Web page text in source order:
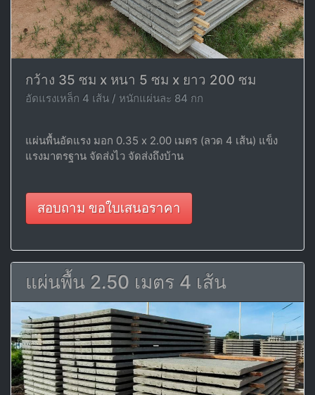
กว้าง 35 ซม x หนา 5 ซม x ยาว 200 ซม
อัดแรงเหล็ก 4 เส้น / หนักแผ่นละ 84 กก
แผ่นพื้นอัดแรง มอก 0.35 x 2.00 เมตร (ลวด 4 เส้น) แข็ง
แรงมาตรฐาน จัดส่งไว จัดส่งถึงบ้าน
สอบถาม ขอใบเสนอราคา
แผ่นพื้น 2.50 เมตร 4 เส้น